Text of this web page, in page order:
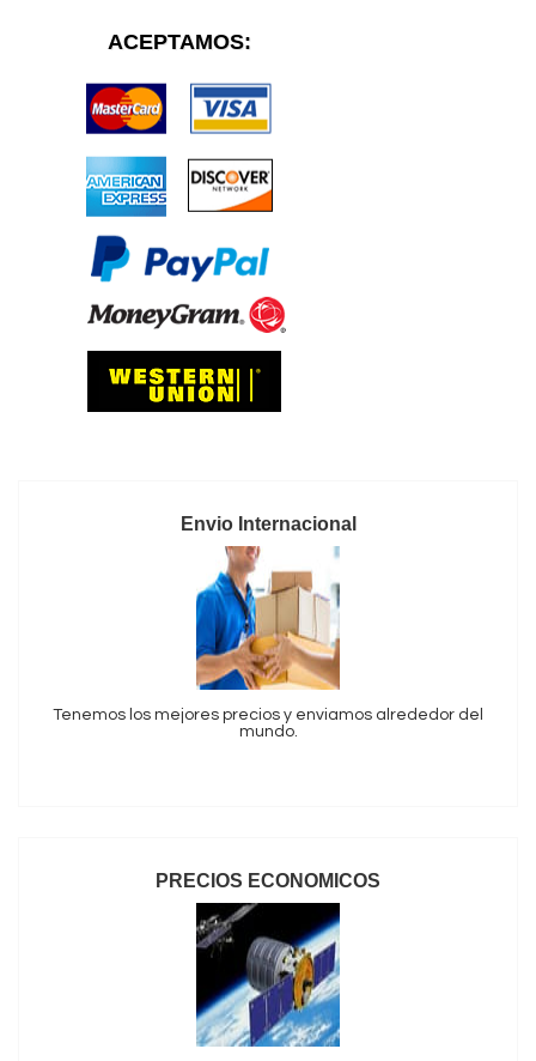
ACEPTAMOS:
Envio Internacional
Tenemos los mejores precios y enviamos alrededor del
mundo.
PRECIOS ECONOMICOS